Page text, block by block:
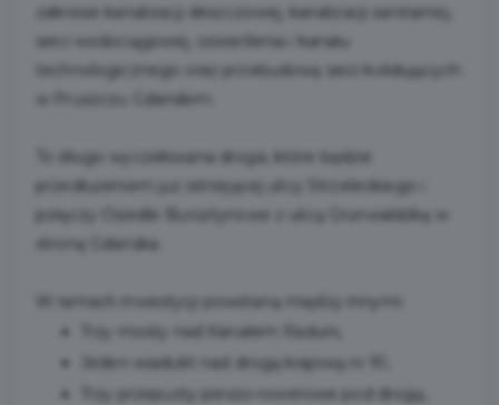
zakresie kanalizacji deszczowej, kanalizacji sanitarnej,
sieci wodociągowej, oświetlenia i kanału
technologicznego oraz przebudową sieci kolidujących
w Pruszczu Gdańskim.
To długo wyczekiwana droga, które będzie
przedłużeniem już istniejącej ulicy Strzeleckiego i
połączy Osiedle Bursztynowe z ulicą Grunwaldzką w
stronę Gdańska.
W ramach inwestycji powstaną między innymi:
Trzy mosty nad Kanałem Raduni,
Jeden wiadukt nad drogą krajową nr 91,
Trzy przepusty pieszo-rowerowe pod drogą,